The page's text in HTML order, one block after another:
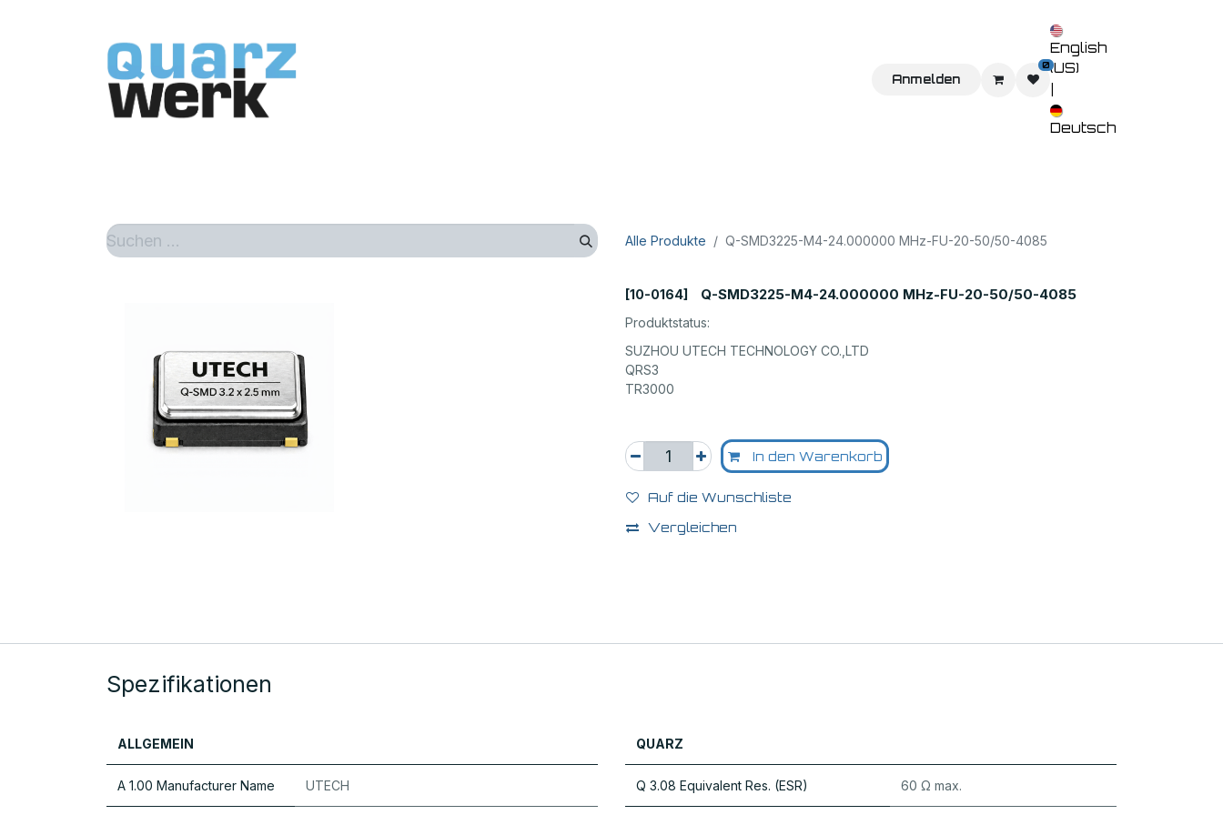
Home Shop Veranstaltungen
Anmelden
0
English
(US)
Deutsch
Alle Produkte Q-SMD3225-M4-24.000000 MHz-FU-20-50/50-4085
[10-0164] Q-SMD3225-M4-24.000000 MHz-FU-20-50/50-4085
Produktstatus:
SUZHOU UTECH TECHNOLOGY CO.,LTD
QRS3
TR3000
In den Warenkorb
Auf die Wunschliste
Vergleichen
Spezifikationen
ALLGEMEIN
A 1.00 Manufacturer Name UTECH
QUARZ
Q 3.08 Equivalent Res. (ESR) 60 Ω max.